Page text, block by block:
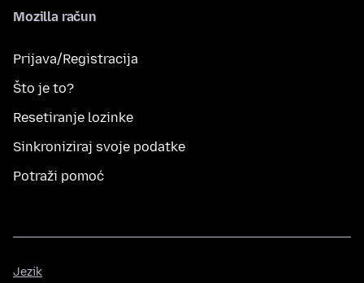
Mozilla račun
Prijava/Registracija
Što je to?
Resetiranje lozinke
Sinkroniziraj svoje podatke
Potraži pomoć
Jezik